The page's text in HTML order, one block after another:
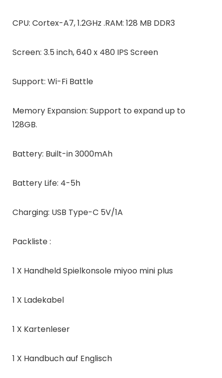
CPU: Cortex-A7, 1.2GHz .RAM: 128 MB DDR3
Screen: 3.5 inch, 640 x 480 IPS Screen
Support: Wi-Fi Battle
Memory Expansion: Support to expand up to
128GB.
Battery: Built-in 3000mAh
Battery Life: 4-5h
Charging: USB Type-C 5V/1A
Packliste :
1 X Handheld Spielkonsole miyoo mini plus
1 X Ladekabel
1 X Kartenleser
1 X Handbuch auf Englisch